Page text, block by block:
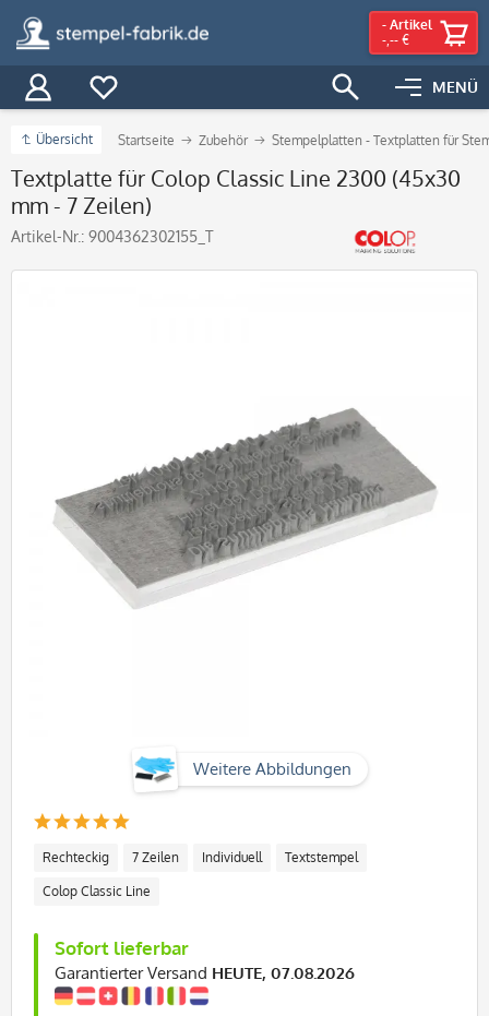
MENÜ
- Artikel
-,-- €
Übersicht Startseite Zubehör Stempelplatten - Textplatten für
Textplatte für Colop Classic Line 2300 (45x30
mm - 7 Zeilen)
Artikel-Nr.: 9004362302155_T
Weitere Abbildungen
Rechteckig 7 Zeilen Individuell Textstempel
Colop Classic Line
Sofort lieferbar
Garantierter Versand HEUTE, 07.08.2026